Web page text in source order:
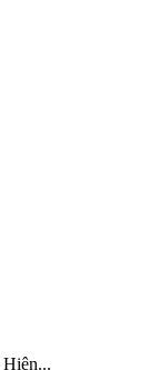
Hiên...